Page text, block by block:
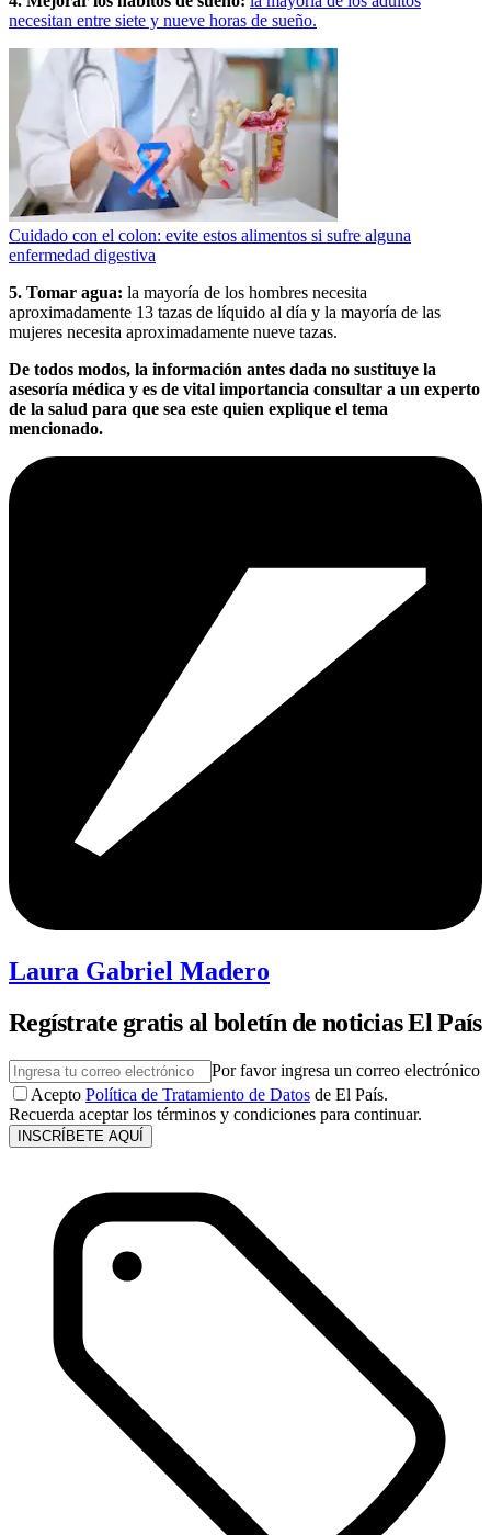
necesitan entre siete y nueve horas de sueño.
Cuidado con el colon: evite estos alimentos si sufre alguna
enfermedad digestiva
5. Tomar agua: la mayoría de los hombres necesita
aproximadamente 13 tazas de líquido al día y la mayoría de las
mujeres necesita aproximadamente nueve tazas.
De todos modos, la información antes dada no sustituye la
asesoría médica y es de vital importancia consultar a un experto
de la salud para que sea este quien explique el tema
mencionado.
Laura Gabriel Madero
Regístrate gratis al boletín de noticias El País
Por favor ingresa un correo electrónico
Acepto Política de Tratamiento de Datos de El País.
Recuerda aceptar los términos y condiciones para continuar.
INSCRÍBETE AQUÍ